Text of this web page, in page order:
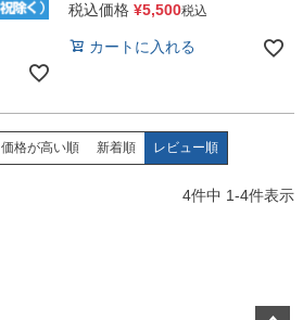
税込価格 ¥5,500税込
カートに入れる
価格が高い順 新着順 レビュー順
4件中 1-4件表示